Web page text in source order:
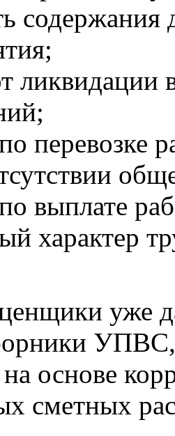
содержания
ликвидации
перевозке
выплате
характер
уже
основе
сметных